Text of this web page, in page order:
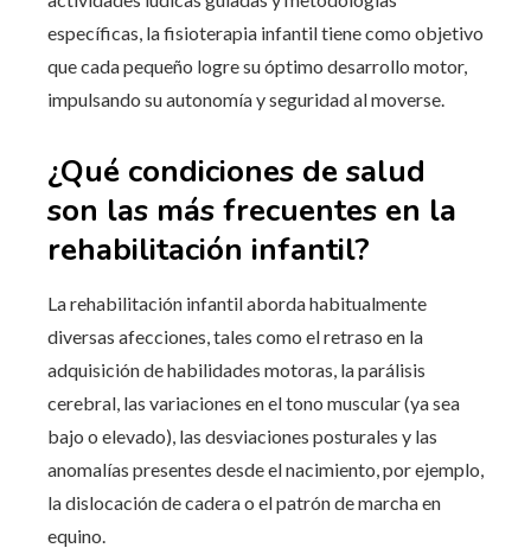
específicas, la fisioterapia infantil tiene como objetivo
que cada pequeño logre su óptimo desarrollo motor,
impulsando su autonomía y seguridad al moverse.
¿Qué condiciones de salud
son las más frecuentes en la
rehabilitación infantil?
La rehabilitación infantil aborda habitualmente
diversas afecciones, tales como el retraso en la
adquisición de habilidades motoras, la parálisis
cerebral, las variaciones en el tono muscular (ya sea
bajo o elevado), las desviaciones posturales y las
anomalías presentes desde el nacimiento, por ejemplo,
la dislocación de cadera o el patrón de marcha en
equino.